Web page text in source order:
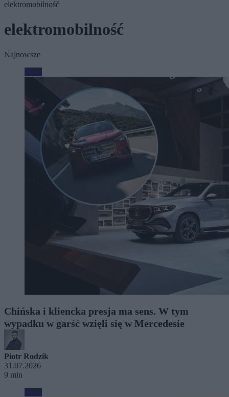
elektromobilność
elektromobilność
Najnowsze
Moto
Chińska i kliencka presja ma sens. W tym
wypadku w garść wzięli się w Mercedesie
Piotr Rodzik
31.07.2026
9 min
Moto